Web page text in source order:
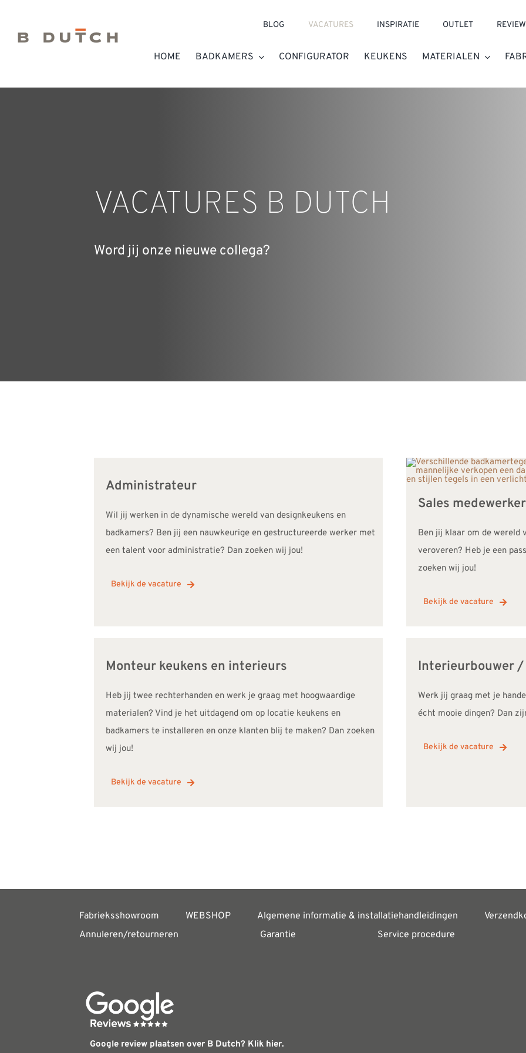
inhoud
BLOG VACATURES INSPIRATIE OUTLET
HOME BADKAMERS CONFIGURATOR KEUKENS MATERIALEN
VACATURES B DUTCH
Word jij onze nieuwe collega?
Administrateur
Wil jij werken in de dynamische wereld van designkeukens en
badkamers? Ben jij een nauwkeurige en gestructureerde werker met
een talent voor administratie? Dan zoeken wij jou!
Bekijk de vacature
Sales medewerker
Ben jij klaar om de wereld
veroveren? Heb je een
zoeken wij jou!
Bekijk de vacature
Monteur keukens en interieurs
Heb jij twee rechterhanden en werk je graag met hoogwaardige
materialen? Vind je het uitdagend om op locatie keukens en
badkamers te installeren en onze klanten blij te maken? Dan zoeken
wij jou!
Bekijk de vacature
Interieurbouwer /
Werk jij graag met je
écht mooie dingen? Dan
Bekijk de vacature
Fabrieksshowroom WEBSHOP Algemene informatie & installatiehandleidingen
Annuleren/retourneren
Garantie Service procedure
Google review plaatsen over B Dutch? Klik hier.